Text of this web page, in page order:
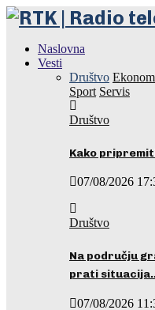
Naslovna
Vesti
Društvo
Sport Servis
Društvo
Kako
07/08/2026
Društvo
Na području
prati
07/08/2026